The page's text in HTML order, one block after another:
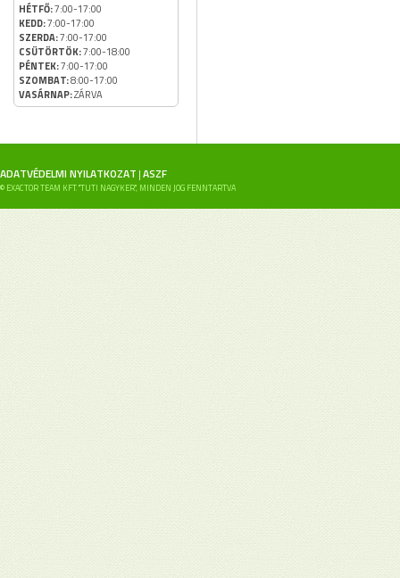
HÉTFŐ:7:00-17:00
KEDD:7:00-17:00
SZERDA:7:00-17:00
CSÜTÖRTÖK:7:00-18:00
PÉNTEK:7:00-17:00
SZOMBAT:8:00-17:00
VASÁRNAP:ZÁRVA
ADATVÉDELMI NYILATKOZAT |ASZF
© EXACTOR TEAM KFT. "TUTI NAGYKER", MINDEN JOG FENNTARTVA